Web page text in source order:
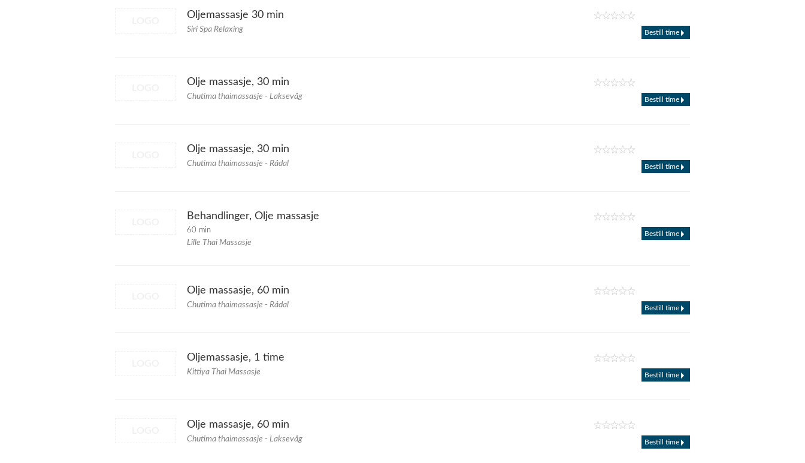
Oljemassasje 30 min
Siri Spa Relaxing Bestill time
Olje massasje, 30 min
Chutima thaimassasje - Laksevåg Bestill time
Olje massasje, 30 min
Chutima thaimassasje - Rådal Bestill time
Behandlinger, Olje massasje
60 min
Lille Thai Massasje
Bestill time
Olje massasje, 60 min
Chutima thaimassasje - Rådal Bestill time
Oljemassasje, 1 time
Kittiya Thai Massasje Bestill time
Olje massasje, 60 min
Chutima thaimassasje - Laksevåg Bestill time